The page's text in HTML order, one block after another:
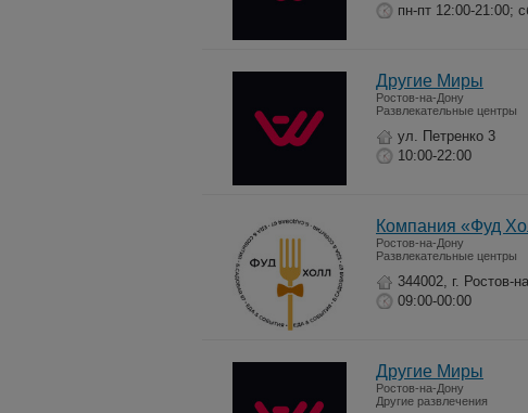
пн-пт 12:00-21:00;
Другие Миры
Ростов-на-Дону
Развлекательные центры
ул. Петренко 3
10:00-22:00
Компания «Фуд
Ростов-на-Дону
Развлекательные центры
344002, г. Ростов-
09:00-00:00
Другие Миры
Ростов-на-Дону
Другие развлечения